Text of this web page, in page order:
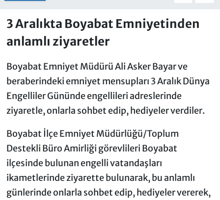
3 Aralıkta Boyabat Emniyetinden
anlamlı ziyaretler
Boyabat Emniyet Müdürü Ali Asker Bayar ve
beraberindeki emniyet mensupları 3 Aralık Dünya
Engelliler Gününde engellileri adreslerinde
ziyaretle, onlarla sohbet edip, hediyeler verdiler.
Boyabat İlçe Emniyet Müdürlüğü/Toplum
Destekli Büro Amirliği görevlileri Boyabat
ilçesinde bulunan engelli vatandaşları
ikametlerinde ziyarette bulunarak, bu anlamlı
günlerinde onlarla sohbet edip, hediyeler vererek,